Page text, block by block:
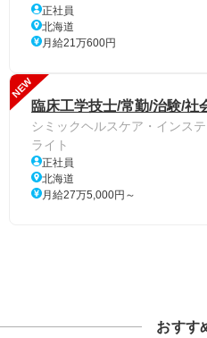
正社員
北海道
月給21万600円
NEW
臨床工学技士/常勤/治験/社
シミックヘルスケア・インス
ライト
正社員
北海道
月給27万5,000円～
おすす